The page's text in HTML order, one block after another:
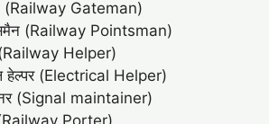
(Railway Gateman)
(Railway Pointsman)
(Railway Helper)
हेल्पर (Electrical Helper)
(Signal maintainer)
(Railway Porter)